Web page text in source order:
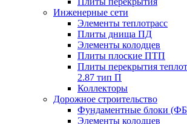
Инженерные сети
Элементы теплотрасс
Плиты днища ПД
Элементы колодцев
Плиты плоские ПТП
Плиты перекрытия
2.87 тип П
Коллекторы
Дорожное строительство
Фундаментные блоки
Элементы колодцев